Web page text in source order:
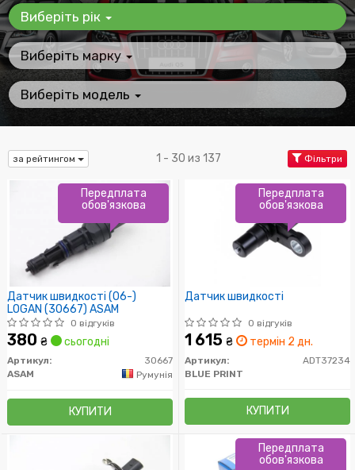
Виберіть рік
Виберіть марку
Виберіть модель
за рейтингом 1 - 30 из 137 Фільтри
Датчик швидкості (06-)
LOGAN (30667) ASAM
0 відгуків
380 ₴ сьогодні
Артикул:
30667
ASAM
Румунія
КУПИТИ
Передплата
обов'язкова
Датчик швидкості
0 відгуків
1 615 ₴ термін 2 дн.
Артикул:
ADT37234
BLUE PRINT
КУПИТИ
Передплата
обов'язкова
Передплата
обов'язкова